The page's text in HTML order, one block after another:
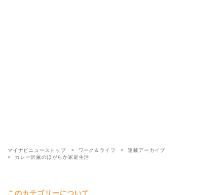
マイナビニューストップ ワーク＆ライフ
連載アーカイブ
カレー沢薫のほがらか家庭生活
このカテゴリーについて